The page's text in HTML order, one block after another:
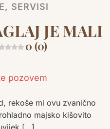
, SERVISI
JE MALI
0 (0)
rekoše mi ovu zvanično
majsko kišovito